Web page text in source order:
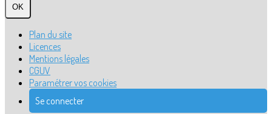
OK
Plan du site
Licences
Mentions légales
CGUV
Paramétrer vos cookies
Se connecter